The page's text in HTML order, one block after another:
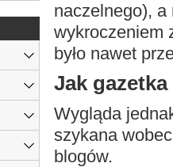
naczelnego),
wykroczeniem
było nawet
Jak gazetka
Wygląda
szykana
blogów.